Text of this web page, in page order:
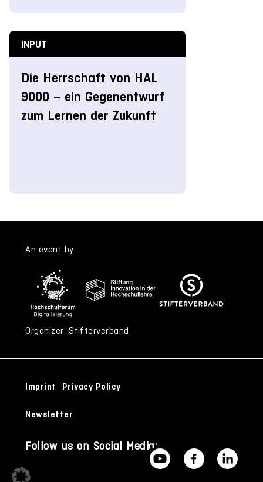
INPUT
Die Herrschaft von HAL
9000 – ein Gegenentwurf
zum Lernen der Zukunft
An event by
Organizer: Stifterverband
Imprint Privacy Policy
Newsletter
Follow us on Social Media: